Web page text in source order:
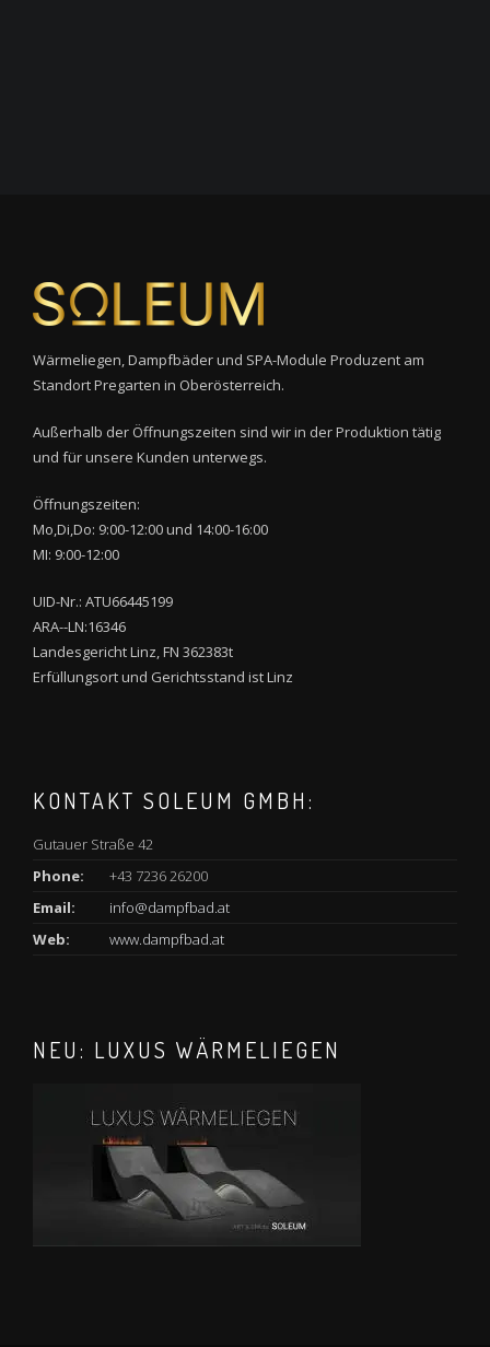
Wärmeliegen, Dampfbäder und SPA-Module Produzent am
Standort Pregarten in Oberösterreich.
Außerhalb der Öffnungszeiten sind wir in der Produktion tätig
und für unsere Kunden unterwegs.
Öffnungszeiten:
Mo,Di,Do: 9:00-12:00 und 14:00-16:00
MI: 9:00-12:00
UID-Nr.: ATU66445199
ARA--LN:16346
Landesgericht Linz, FN 362383t
Erfüllungsort und Gerichtsstand ist Linz
KONTAKT SOLEUM GMBH:
Gutauer Straße 42
Phone:
+43 7236 26200
Email:
info@dampfbad.at
Web:
www.dampfbad.at
NEU: LUXUS WÄRMELIEGEN